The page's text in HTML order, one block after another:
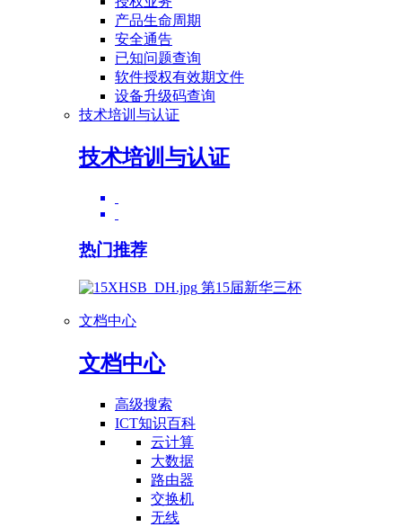
产品生命周期
安全通告
已知问题查询
软件授权有效期文件
设备升级码查询
技术培训与认证
技术培训与认证
热门推荐
第15届新华三杯
文档中心
文档中心
高级搜索
ICT知识百科
云计算
大数据
路由器
交换机
无线